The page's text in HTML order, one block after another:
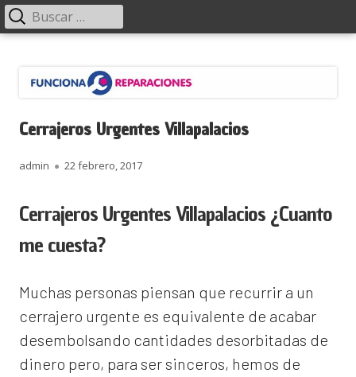
contenido
Menú
principal Buscar:
Cerrajeros Urgentes Villapalacios
Autor
admin
Publicado
22 febrero, 2017
Cerrajeros Urgentes Villapalacios ¿Cuanto
me cuesta?
Muchas personas piensan que recurrir a un
cerrajero urgente es equivalente de acabar
desembolsando cantidades desorbitadas de
dinero pero, para ser sinceros, hemos de